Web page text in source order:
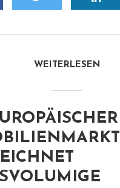
WEITERLESEN
T